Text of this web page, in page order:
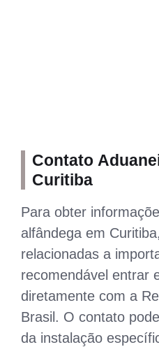
Contato
Curitiba
Para obter
alfândega em
relacionadas a
recomendável entrar
diretamente com a
Brasil. O contato
da instalação